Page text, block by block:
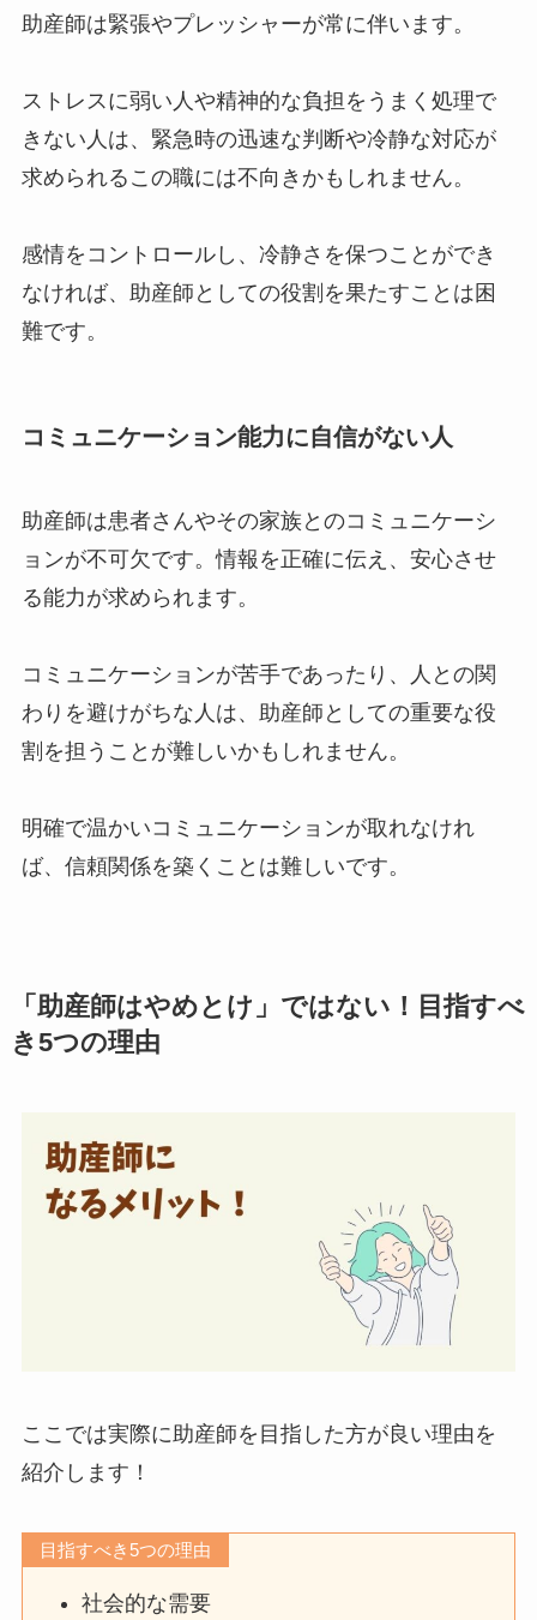
助産師は緊張やプレッシャーが常に伴います。
ストレスに弱い人や精神的な負担をうまく処理で
きない人は、緊急時の迅速な判断や冷静な対応が
求められるこの職には不向きかもしれません。
感情をコントロールし、冷静さを保つことができ
なければ、助産師としての役割を果たすことは困
難です。
コミュニケーション能力に自信がない人
助産師は患者さんやその家族とのコミュニケーシ
ョンが不可欠です。情報を正確に伝え、安心させ
る能力が求められます。
コミュニケーションが苦手であったり、人との関
わりを避けがちな人は、助産師としての重要な役
割を担うことが難しいかもしれません。
明確で温かいコミュニケーションが取れなけれ
ば、信頼関係を築くことは難しいです。
「助産師はやめとけ」ではない！目指すべ
き5つの理由
ここでは実際に助産師を目指した方が良い理由を
紹介します！
目指すべき5つの理由
社会的な需要